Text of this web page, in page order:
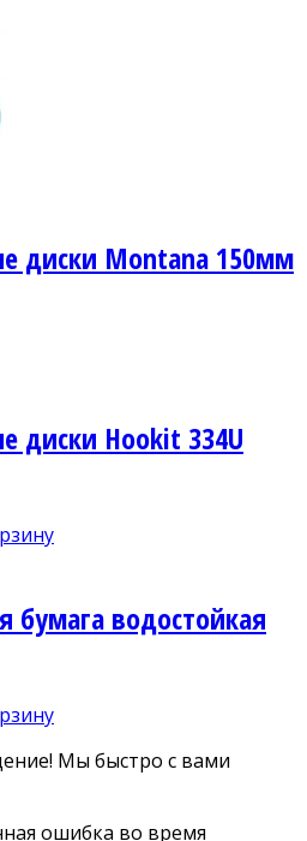
диски Montana 150мм
диски Hoоkit 334U
бумага водостойкая
Мы быстро с вами
ошибка во время